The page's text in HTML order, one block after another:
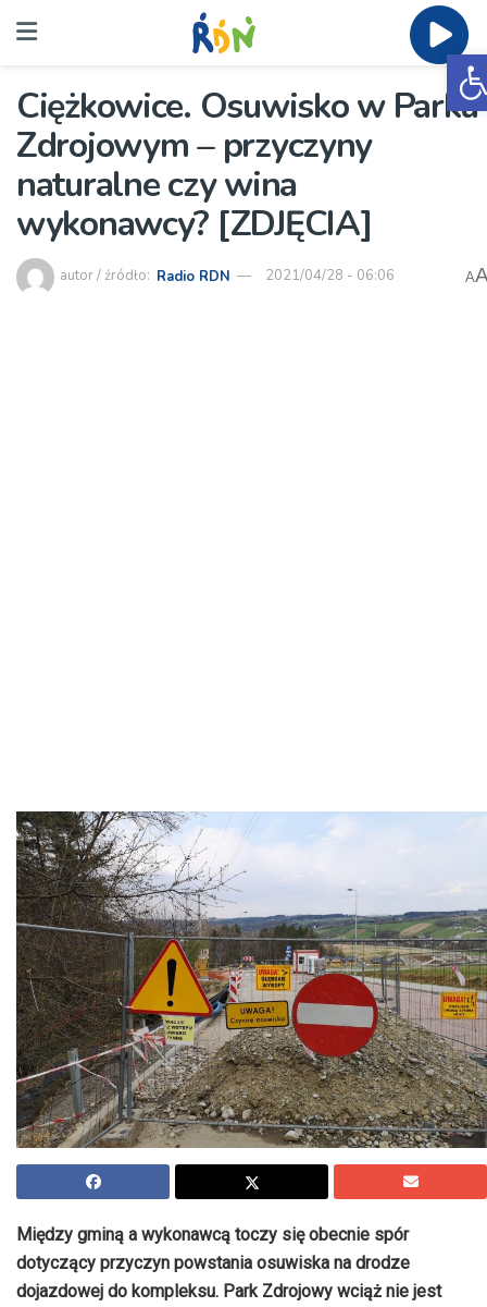
Ciężkowice. Osuwisko w Parku
Zdrojowym – przyczyny
naturalne czy wina
wykonawcy? [ZDJĘCIA]
autor / źródło: Radio RDN 2021/04/28 - 06:06 A
Między gminą a wykonawcą toczy się obecnie spór
dotyczący przyczyn powstania osuwiska na drodze
dojazdowej do kompleksu. Park Zdrojowy wciąż nie jest